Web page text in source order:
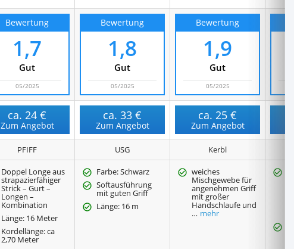
Bewertung
1,7
Gut
05/2025
Bewertung
1,8
Gut
05/2025
Bewertung
1,9
Gut
05/2025
ca.24 €
Zum Angebot
ca.33 €
Zum Angebot
ca.25 €
Zum Angebot
PFIFF USG Kerbl
Doppel Longe aus
strapazierfähiger
Strick – Gurt –
Longen –
Kombination
Länge: 16 Meter
Kordellänge: ca
2,70 Meter
Farbe: Schwarz
Softausführung
mit guten Griff
Länge: 16 m
weiches
Mischgewebe für
angenehmen Griff
mit großer
Handschlaufe und
… mehr